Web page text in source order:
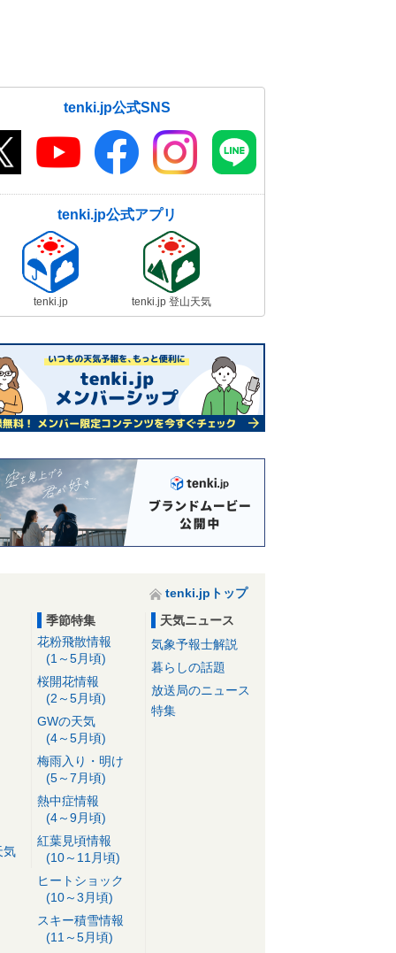
tenki.jp公式SNS
tenki.jp公式アプリ
tenki.jp tenki.jp 登山天気
tenki.jpトップ
気
季節特集
花粉飛散情報
(1～5月頃)
桜開花情報
(2～5月頃)
GWの天気
(4～5月頃)
梅雨入り・明け
(5～7月頃)
熱中症情報
(4～9月頃)
紅葉見頃情報
(10～11月頃)
ヒートショック
(10～3月頃)
スキー積雪情報
(11～5月頃)
天気ニュース
気象予報士解説
暮らしの話題
放送局のニュース
特集